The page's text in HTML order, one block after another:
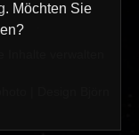
| Design Björn
. Möchten Sie